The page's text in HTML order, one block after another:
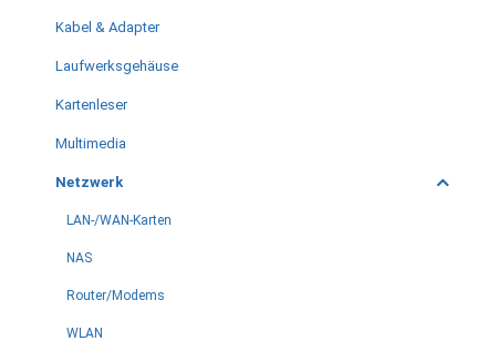
Kabel & Adapter
Laufwerksgehäuse
Kartenleser
Multimedia
Netzwerk
LAN-/WAN-Karten
NAS
Router/Modems
WLAN